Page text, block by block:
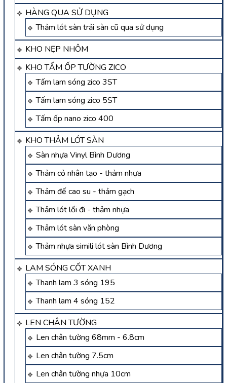
HÀNG QUA SỬ DỤNG
Thảm lót sàn trải sàn cũ qua sử dụng
KHO NẸP NHÔM
KHO TẤM ỐP TƯỜNG ZICO
Tấm lam sóng zico 3ST
Tấm lam sóng zico 5ST
Tấm ốp nano zico 400
KHO THẢM LÓT SÀN
Sàn nhựa Vinyl Bình Dương
Thảm cỏ nhân tạo - thảm nhựa
Thảm đế cao su - thảm gạch
Thảm lót lối đi - thảm nhựa
Thảm lót sàn văn phòng
Thảm nhựa simili lót sàn Bình Dương
LAM SÓNG CỐT XANH
Thanh lam 3 sóng 195
Thanh lam 4 sóng 152
LEN CHÂN TƯỜNG
Len chân tường 68mm - 6.8cm
Len chân tường 7.5cm
Len chân tường nhựa 10cm